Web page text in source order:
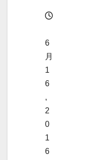
6
月
1
6
,
2
0
1
6